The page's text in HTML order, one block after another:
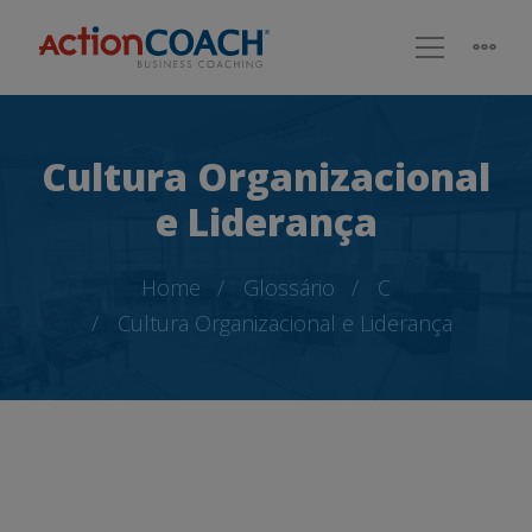
Cultura Organizacional
e Liderança
Home Glossário
C
Cultura Organizacional e Liderança